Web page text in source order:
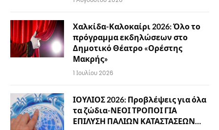
Χαλκίδα-Καλοκαίρι 2026: Όλο το
πρόγραμμα εκδηλώσεων στο
Δημοτικό Θέατρο «Ορέστης
Μακρής»
1 Ιουλίου 2026
ΙΟΥΛΙΟΣ 2026: Προβλέψεις για όλα
τα ζώδια-ΝΕΟΙ ΤΡΟΠΟΙ ΓΙΑ
ΕΠΙΛΥΣΗ ΠΑΛΙΩΝ ΚΑΤΑΣΤΑΣΕΩΝ…